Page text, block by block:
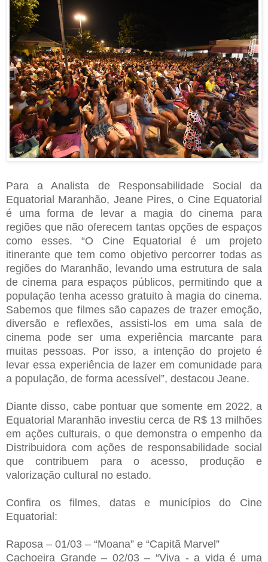
Para a Analista de Responsabilidade Social da
Equatorial Maranhão, Jeane Pires, o Cine Equatorial
é uma forma de levar a magia do cinema para
regiões que não oferecem tantas opções de espaços
como esses. “O Cine Equatorial é um projeto
itinerante que tem como objetivo percorrer todas as
regiões do Maranhão, levando uma estrutura de sala
de cinema para espaços públicos, permitindo que a
população tenha acesso gratuito à magia do cinema.
Sabemos que filmes são capazes de trazer emoção,
diversão e reflexões, assisti-los em uma sala de
cinema pode ser uma experiência marcante para
muitas pessoas. Por isso, a intenção do projeto é
levar essa experiência de lazer em comunidade para
a população, de forma acessível”, destacou Jeane.
Diante disso, cabe pontuar que somente em 2022, a
Equatorial Maranhão investiu cerca de R$ 13 milhões
em ações culturais, o que demonstra o empenho da
Distribuidora com ações de responsabilidade social
que contribuem para o acesso, produção e
valorização cultural no estado.
Confira os filmes, datas e municípios do Cine
Equatorial:
Raposa – 01/03 – “Moana” e “Capitã Marvel”
Cachoeira Grande – 02/03 – “Viva - a vida é uma